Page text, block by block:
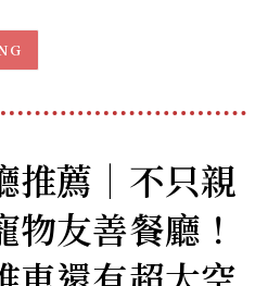
推薦｜不只親
友善餐廳！